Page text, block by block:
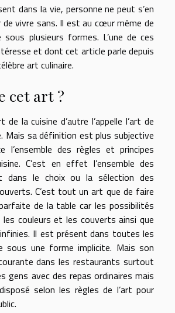
dans la vie, personne ne peut s’en
vivre sans. Il est au cœur même de
plusieurs formes. L’une de ces
et dont cet article parle depuis
art culinaire.
cet art ?
de la cuisine d’autre l’appelle l’art de
Mais sa définition est plus subjective
l’ensemble des règles et principes
C’est en effet l’ensemble des
dans le choix ou la sélection des
C’est tout un art que de faire
de la table car les possibilités
couleurs et les couverts ainsi que
Il est présent dans toutes les
sous une forme implicite. Mais son
dans les restaurants surtout
gens avec des repas ordinaires mais
selon les règles de l’art pour